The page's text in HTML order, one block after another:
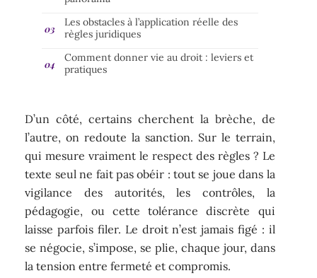
Les obstacles à l’application réelle des
règles juridiques
Comment donner vie au droit : leviers et
pratiques
D’un côté, certains cherchent la brèche, de
l’autre, on redoute la sanction. Sur le terrain,
qui mesure vraiment le respect des règles ? Le
texte seul ne fait pas obéir : tout se joue dans la
vigilance des autorités, les contrôles, la
pédagogie, ou cette tolérance discrète qui
laisse parfois filer. Le droit n’est jamais figé : il
se négocie, s’impose, se plie, chaque jour, dans
la tension entre fermeté et compromis.